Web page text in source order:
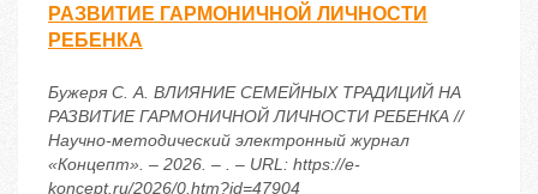
РАЗВИТИЕ ГАРМОНИЧНОЙ ЛИЧНОСТИ
РЕБЕНКА
Бужеря С. А. ВЛИЯНИЕ СЕМЕЙНЫХ ТРАДИЦИЙ НА
РАЗВИТИЕ ГАРМОНИЧНОЙ ЛИЧНОСТИ РЕБЕНКА //
Научно-методический электронный журнал
«Концепт». – 2026. – . – URL: https://e-
koncept.ru/2026/0.htm?id=47904